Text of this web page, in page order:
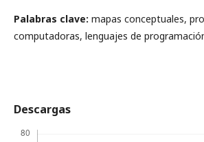
Palabras clave: mapas conceptuales,
computadoras, lenguajes de
Descargas